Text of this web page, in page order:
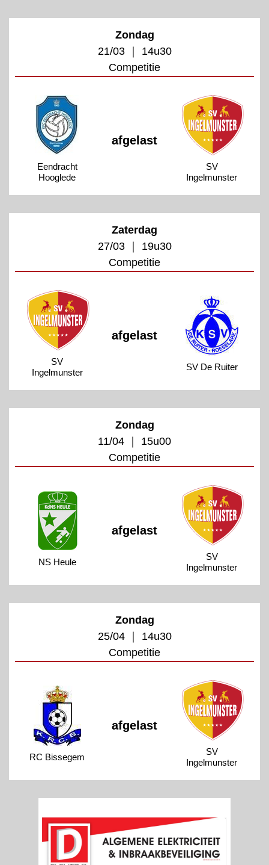
Zondag
21/03 ｜ 14u30
Competitie
Eendracht
Hooglede
afgelast
SV
Ingelmunster
Zaterdag
27/03 ｜ 19u30
Competitie
SV
Ingelmunster
afgelast
SV De Ruiter
Zondag
11/04 ｜ 15u00
Competitie
NS Heule
afgelast
SV
Ingelmunster
Zondag
25/04 ｜ 14u30
Competitie
RC Bissegem
afgelast
SV
Ingelmunster